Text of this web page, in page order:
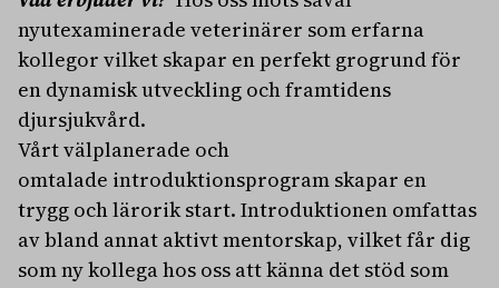
nyutexaminerade veterinärer som erfarna
kollegor vilket skapar en perfekt grogrund för
en dynamisk utveckling och framtidens
djursjukvård.
Vårt välplanerade och
omtalade introduktionsprogram skapar en
trygg och lärorik start. Introduktionen omfattas
av bland annat aktivt mentorskap, vilket får dig
som ny kollega hos oss att känna det stöd som